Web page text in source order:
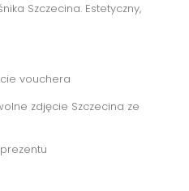
Szczecina. Estetyczny,
vouchera
zdjęcie Szczecina ze